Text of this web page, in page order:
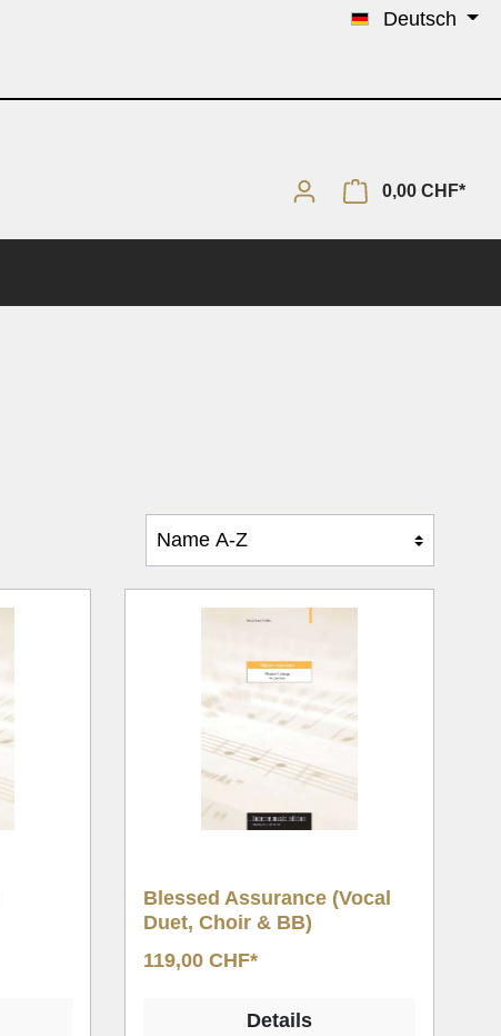
Deutsch
0,00 CHF*
Blessed Assurance (Vocal
Duet, Choir & BB)
119,00 CHF*
Details